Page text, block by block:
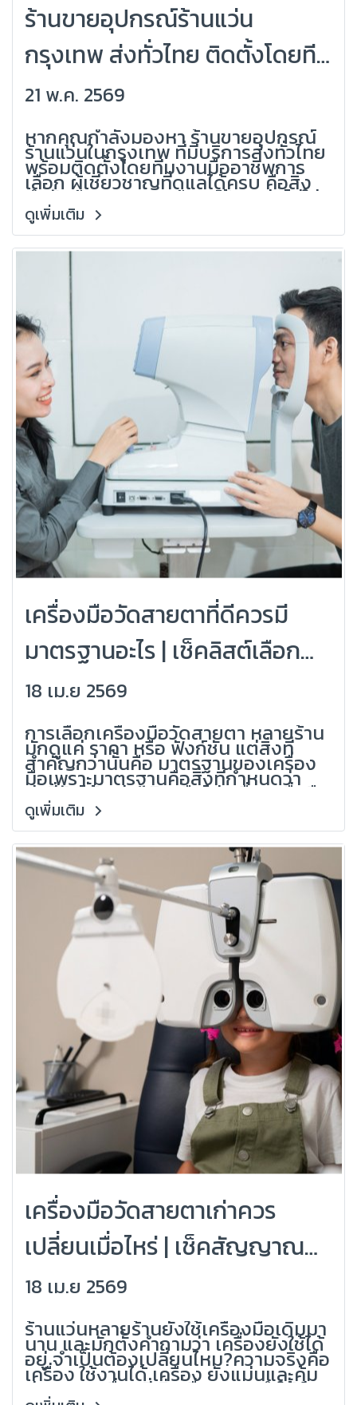
ร้านขายอุปกรณ์ร้านแว่น
กรุงเทพ ส่งทั่วไทย ติดตั้งโดยทีม
งานมืออาชีพ | ครบจบในที่เดียว
(Grandlondon Optical)
21 พ.ค. 2569
หากคุณกำลังมองหา ร้านขายอุปกรณ์
ร้านแว่นในกรุงเทพ ที่มีบริการส่งทั่วไทย
พร้อมติดตั้งโดยทีมงานมืออาชีพการ
เลือก ผู้เชี่ยวชาญที่ดูแลได้ครบ คือสิ่ง
สำคัญมาก เพราะอุปกรณ์ร้านแว่นไม่ใช่
แค่ซื้อแล้วใช้งานได้ทันที แต่ต้องมี การ
ติดตั้ง, การตั้งค่า, การสอนใช้งานและ
บริการหลังการขาย จากประสบการณ์
ของ Grandlondon Optical ผู้
เชี่ยวชาญด้านอุปกรณ์ร้านแว่นและระบบ
ตรวจสายตา เราพร้อมดูแลร้านแว่น
ตั้งแต่เริ่มต้น ไปจนถึงการอัปเกรดสู่
ระดับมืออาชีพ
ดูเพิ่มเติม
เครื่องมือวัดสายตาที่ดีควรมี
มาตรฐานอะไร | เช็คลิสต์เลือก
เครื่องให้แม่นและน่าเชื่อถือ
(Grandlondon Optical)
18 เม.ย 2569
การเลือกเครื่องมือวัดสายตา หลายร้าน
มักดูแค่ ราคา หรือ ฟังก์ชัน แต่สิ่งที่
สำคัญกว่านั้นคือ มาตรฐานของเครื่อง
มือเพราะมาตรฐานคือสิ่งที่กำหนดว่า
ค่าที่วัดได้ แม่นจริงหรือไม่เครื่อง เชื่อถือ
ได้หรือไม่ร้านของคุณ ดูเป็นมืออาชีพแค่
ไหนจากประสบการณ์ของ
Grandlondon Optical ผู้เชี่ยวชาญ
ด้านอุปกรณ์ร้านแว่นและระบบตรวจ
สายตา บทความนี้จะสรุปมาตรฐาน
สำคัญที่ร้านแว่นต้องรู้ก่อนตัดสินใจ
ดูเพิ่มเติม
เครื่องมือวัดสายตาเก่าควร
เปลี่ยนเมื่อไหร่ | เช็คสัญญาณ
ก่อนกระทบลูกค้า
(Grandlondon Optical)
18 เม.ย 2569
ร้านแว่นหลายร้านยังใช้เครื่องมือเดิมมา
นาน และมักตั้งคำถามว่า เครื่องยังใช้ได้
อยู่ จำเป็นต้องเปลี่ยนไหม?ความจริงคือ
เครื่อง ใช้งานได้ เครื่อง ยังแม่นและคุ้ม
ค่าเพราะเครื่องที่เริ่มเสื่อม อาจทำให้ค่า